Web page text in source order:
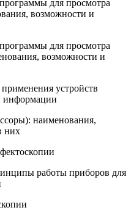
для просмотра
возможности и
для просмотра
возможности и
устройств
информации
наименования,
них
работы приборов для